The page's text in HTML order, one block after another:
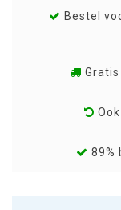
Bestel
89%